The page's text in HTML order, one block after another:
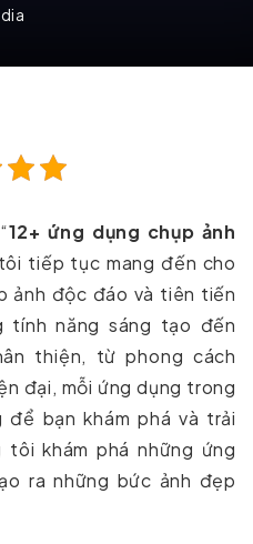
12+ ứng dụng chụp ảnh
tiếp tục mang đến cho
ảnh độc đáo và tiên tiến
tính năng sáng tạo đến
thiện, từ phong cách
đại, mỗi ứng dụng trong
bạn khám phá và trải
tôi khám phá những ứng
ra những bức ảnh đẹp